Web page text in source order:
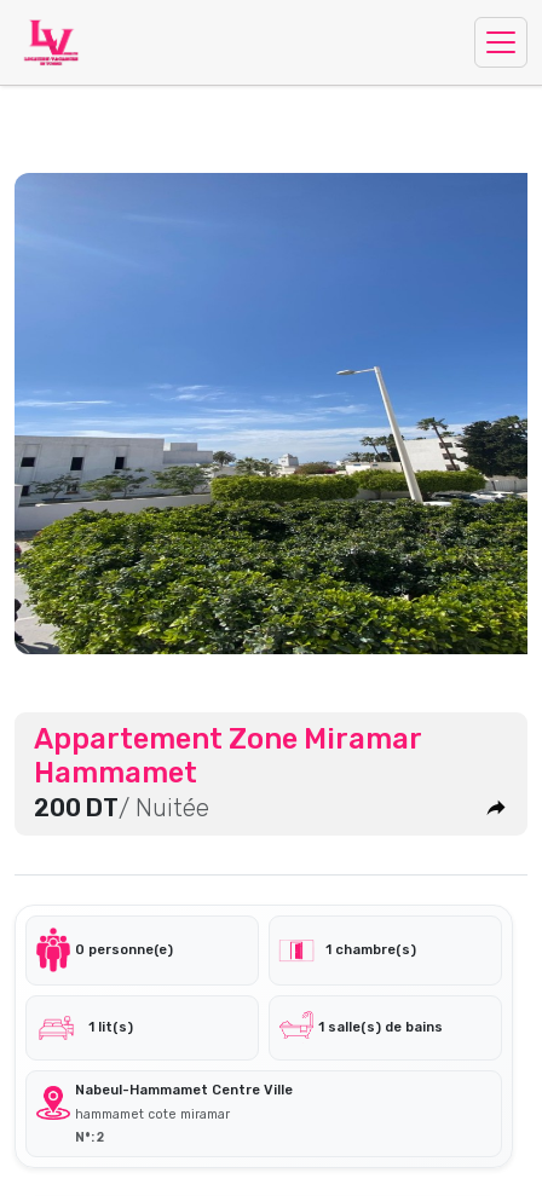
Appartement Zone Miramar
Hammamet
200 DT/ Nuitée
0 personne(e) 1 chambre(s)
1 lit(s) 1 salle(s) de bains
Nabeul-Hammamet Centre Ville
hammamet cote miramar
N°: 2